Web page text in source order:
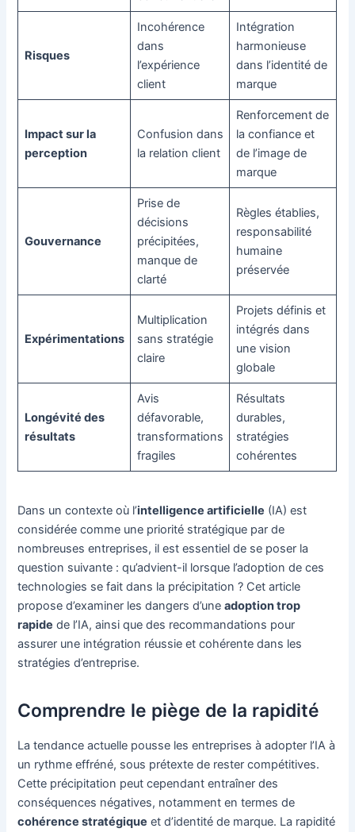
Risques
Incohérence
dans
l’expérience
client
Intégration
harmonieuse
dans l’identité de
marque
Impact sur la
perception
Confusion dans
la relation client
Renforcement de
la confiance et
de l’image de
marque
Gouvernance
Prise de
décisions
précipitées,
manque de
clarté
Règles établies,
responsabilité
humaine
préservée
Expérimentations
Multiplication
sans stratégie
claire
Projets définis et
intégrés dans
une vision
globale
Longévité des
résultats
Avis
défavorable,
transformations
fragiles
Résultats
durables,
stratégies
cohérentes
Dans un contexte où l’intelligence artificielle (IA) est
considérée comme une priorité stratégique par de
nombreuses entreprises, il est essentiel de se poser la
question suivante : qu’advient-il lorsque l’adoption de ces
technologies se fait dans la précipitation ? Cet article
propose d’examiner les dangers d’uneadoption trop
rapide de l’IA, ainsi que des recommandations pour
assurer une intégration réussie et cohérente dans les
stratégies d’entreprise.
Comprendre le piège de la rapidité
La tendance actuelle pousse les entreprises à adopter l’IA à
un rythme effréné, sous prétexte de rester compétitives.
Cette précipitation peut cependant entraîner des
conséquences négatives, notamment en termes de
cohérence stratégique et d’identité de marque. La rapidité